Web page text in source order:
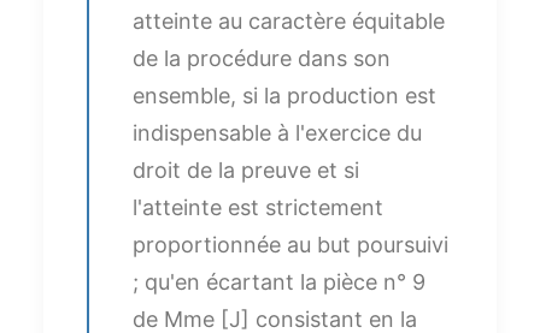
atteinte au caractère équitable
de la procédure dans son
ensemble, si la production est
indispensable à l'exercice du
droit de la preuve et si
l'atteinte est strictement
proportionnée au but poursuivi
; qu'en écartant la pièce n° 9
de Mme [J] consistant en la